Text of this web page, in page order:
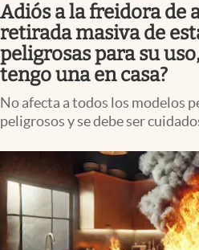
Adiós a la freidora de
retirada masiva de
peligrosas para su
tengo una en casa?
No afecta a todos los modelos
peligrosos y se debe ser